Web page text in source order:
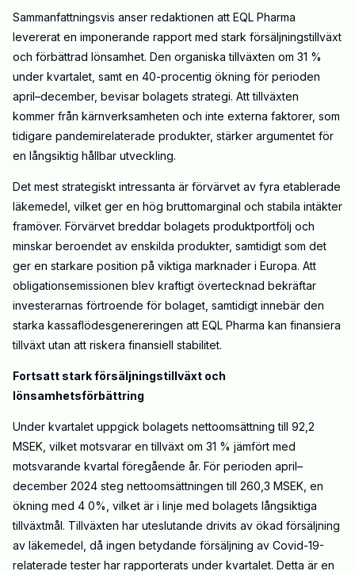
Sammanfattningsvis anser redaktionen att EQL Pharma
levererat en imponerande rapport med stark försäljningstillväxt
och förbättrad lönsamhet. Den organiska tillväxten om 31 %
under kvartalet, samt en 40-procentig ökning för perioden
april–december, bevisar bolagets strategi. Att tillväxten
kommer från kärnverksamheten och inte externa faktorer, som
tidigare pandemirelaterade produkter, stärker argumentet för
en långsiktig hållbar utveckling.
Det mest strategiskt intressanta är förvärvet av fyra etablerade
läkemedel, vilket ger en hög bruttomarginal och stabila intäkter
framöver. Förvärvet breddar bolagets produktportfölj och
minskar beroendet av enskilda produkter, samtidigt som det
ger en starkare position på viktiga marknader i Europa. Att
obligationsemissionen blev kraftigt övertecknad bekräftar
investerarnas förtroende för bolaget, samtidigt innebär den
starka kassaflödesgenereringen att EQL Pharma kan finansiera
tillväxt utan att riskera finansiell stabilitet.
Fortsatt stark försäljningstillväxt och
lönsamhetsförbättring
Under kvartalet uppgick bolagets nettoomsättning till 92,2
MSEK, vilket motsvarar en tillväxt om 31 % jämfört med
motsvarande kvartal föregående år. För perioden april–
december 2024 steg nettoomsättningen till 260,3 MSEK, en
ökning med 4 0%, vilket är i linje med bolagets långsiktiga
tillväxtmål. Tillväxten har uteslutande drivits av ökad försäljning
av läkemedel, då ingen betydande försäljning av Covid-19-
relaterade tester har rapporterats under kvartalet. Detta är en